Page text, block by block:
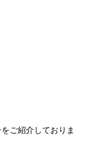
ご紹介しておりま